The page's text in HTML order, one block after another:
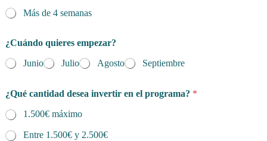
Más de 4 semanas
¿Cuándo quieres empezar?
Junio
Julio Agosto Septiembre
¿Qué cantidad desea invertir en el programa? *
1.500€ máximo
Entre 1.500€ y 2.500€